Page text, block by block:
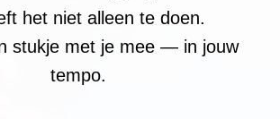
het niet alleen te doen.
stukje met je mee — in jouw
tempo.